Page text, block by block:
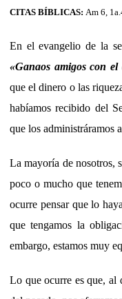
CITAS BÍBLICAS: Am 6,
En el evangelio de la
«Ganaos amigos con
que el dinero o las
habíamos recibido del
que los administráramos
La mayoría de nosotros,
poco o mucho que
ocurre pensar que lo
que tengamos la
embargo, estamos muy
Lo que ocurre es que, al